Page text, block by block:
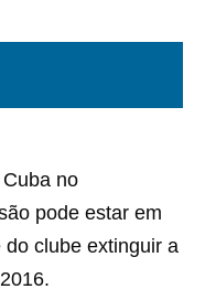
no
pode estar em
clube extinguir a